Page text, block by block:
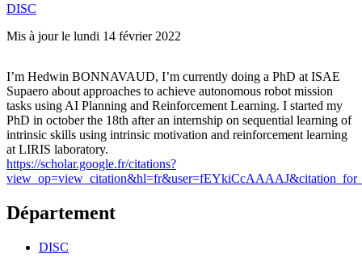
DISC
Mis à jour le lundi 14 février 2022
I’m Hedwin BONNAVAUD, I’m currently doing a PhD at ISAE
Supaero about approaches to achieve autonomous robot mission
tasks using AI Planning and Reinforcement Learning. I started my
PhD in october the 18th after an internship on sequential learning of
intrinsic skills using intrinsic motivation and reinforcement learning
at LIRIS laboratory.
https://scholar.google.fr/citations?
Département
DISC